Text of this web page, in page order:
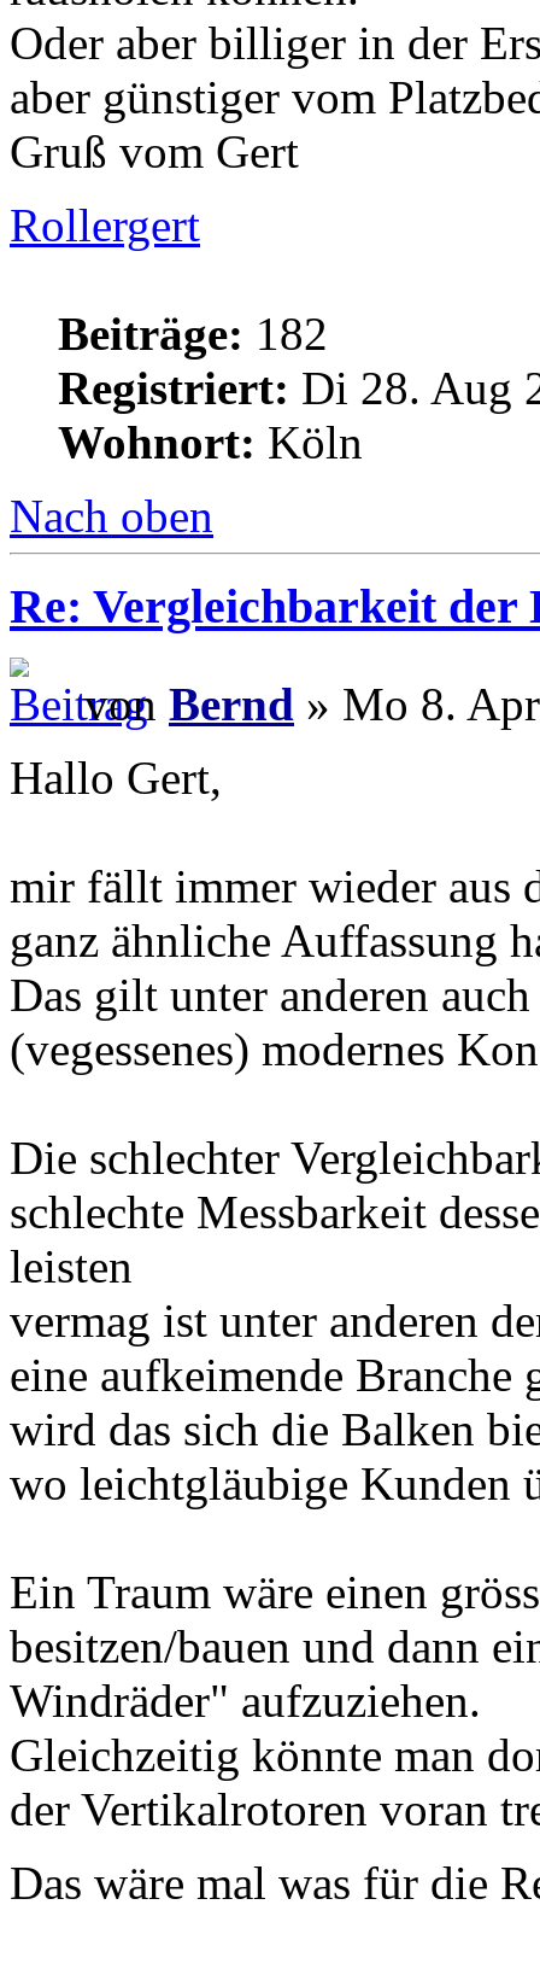
Oder aber billiger in der
aber günstiger vom
Gruß vom Gert
Rollergert
Beiträge: 182
Registriert: Di 28. Aug
Wohnort: Köln
Nach oben
Re: Vergleichbarkeit der
von Bernd » Mo 8.
Hallo Gert,
mir fällt immer wieder aus
ganz ähnliche Auffassung
Das gilt unter anderen
(vegessenes) modernes
Die schlechter
schlechte Messbarkeit
leisten
vermag ist unter anderen
eine aufkeimende
wird das sich die Balken
wo leichtgläubige Kunden
Ein Traum wäre einen
besitzen/bauen und dann
Windräder" aufzuziehen.
Gleichzeitig könnte man
der Vertikalrotoren voran
Das wäre mal was für die